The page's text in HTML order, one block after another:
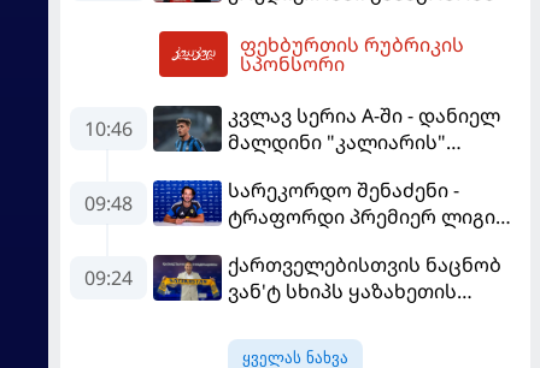
ფეხბურთის რუბრიკის
სპონსორი
10:46
კვლავ სერია A-ში - დანიელ
მალდინი "კალიარის"
09:48
სარეკორდო შენაძენი -
ტრაფორდი პრემიერ ლიგის
09:24
ქართველებისთვის ნაცნობ
ვან'ტ სხიპს ყაზახეთის
ყველას ნახვა